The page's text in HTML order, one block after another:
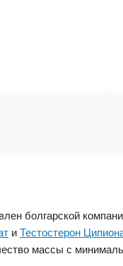
болгарской
и Тестостерон
массы с